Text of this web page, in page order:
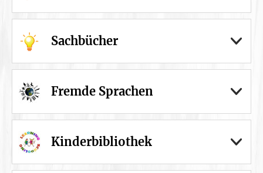
Sachbücher
Fremde Sprachen
Kinderbibliothek